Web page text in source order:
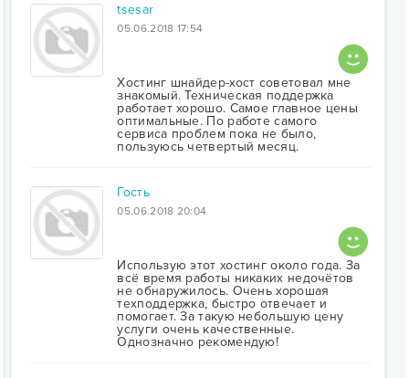
tsesar
05.06.2018 17:54
Хостинг шнайдер-хост советовал мне
знакомый. Техническая поддержка
работает хорошо. Самое главное цены
оптимальные. По работе самого
сервиса проблем пока не было,
пользуюсь четвертый месяц.
Гость
05.06.2018 20:04
Использую этот хостинг около года. За
всё время работы никаких недочётов
не обнаружилось. Очень хорошая
техподдержка, быстро отвечает и
помогает. За такую небольшую цену
услуги очень качественные.
Однозначно рекомендую!